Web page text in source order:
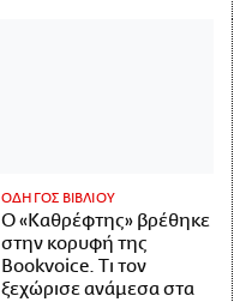
ΟΔΗΓΟΣ ΒΙΒΛΙΟΥ
Ο «Καθρέφτης» βρέθηκε
στην κορυφή της
Bookvoice. Τι τον
ξεχώρισε ανάμεσα στα